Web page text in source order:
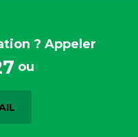
? Appeler
ou